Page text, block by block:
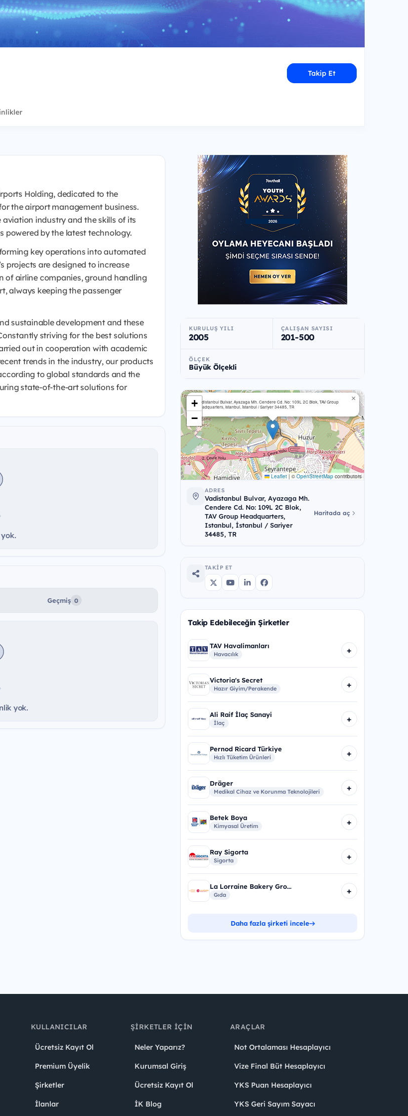
Takip Et
Holding, dedicated to the
the airport management business.
aviation industry and the skills of its
powered by the latest technology.
key operations into automated
projects are designed to increase
airline companies, ground handling
always keeping the passenger
sustainable development and these
striving for the best solutions
out in cooperation with academic
trends in the industry, our products
to global standards and the
state-of-the-art solutions for
Geçmiş 0
yok.
KURULUŞ YILI
2005
ÇALIŞAN SAYISI
201-500
ÖLÇEK
Büyük Ölçekli
Vadistanbul Bulvar, Ayazaga Mh. Cendere Cd. No: 109L 2C Blok, TAV Group
Headquarters, Istanbul, İstanbul / Sariyer 34485, TR
×
+
−
Leaflet | ©OpenStreetMap contributors
ADRES
Vadistanbul Bulvar, Ayazaga Mh.
Cendere Cd. No: 109L 2C Blok,
TAV Group Headquarters,
Istanbul, İstanbul / Sariyer
34485, TR
Haritada aç
TAKIP ET
Takip Edebileceğin Şirketler
TAV Havalimanları
Havacılık +
Victoria's Secret
Hazır Giyim/Perakende +
Ali Raif İlaç Sanayi
İlaç +
Pernod Ricard Türkiye
Hızlı Tüketim Ürünleri +
Dräger
Medikal Cihaz ve Korunma Teknolojileri +
Betek Boya
Kimyasal Üretim +
Ray Sigorta
Sigorta +
La Lorraine Bakery Gro...
Gıda +
Daha fazla şirketi incele
KULLANICILAR
Ücretsiz Kayıt Ol
Premium Üyelik
Şirketler
İlanlar
ŞIRKETLER İÇIN
Neler Yaparız?
Kurumsal Giriş
Ücretsiz Kayıt Ol
İK Blog
ARAÇLAR
Not Ortalaması Hesaplayıcı
Vize Final Büt Hesaplayıcı
YKS Puan Hesaplayıcı
YKS Geri Sayım Sayacı